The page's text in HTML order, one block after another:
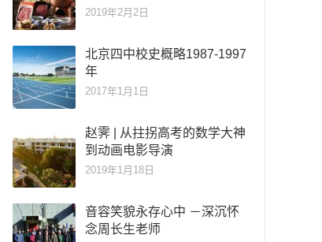
2019年2月2日
北京四中校史概略1987-1997
年
2017年1月1日
赵霁 | 从拄拐高考的数学大神
到动画电影导演
2019年1月18日
音容笑貌永存心中 －深沉怀
念周长生老师